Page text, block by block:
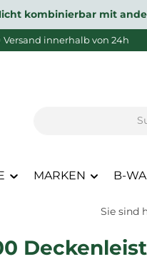
Nicht kombinierbar mit
Versand innerhalb von 24h
MARKEN B-
Sie sind